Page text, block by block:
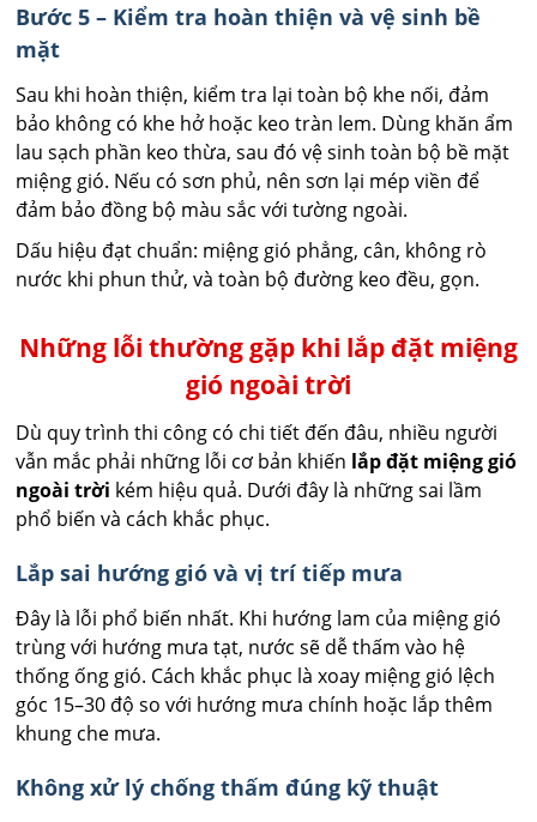
Bước 5 – Kiểm tra hoàn thiện và vệ sinh bề
mặt
Sau khi hoàn thiện, kiểm tra lại toàn bộ khe nối, đảm
bảo không có khe hở hoặc keo tràn lem. Dùng khăn ẩm
lau sạch phần keo thừa, sau đó vệ sinh toàn bộ bề mặt
miệng gió. Nếu có sơn phủ, nên sơn lại mép viền để
đảm bảo đồng bộ màu sắc với tường ngoài.
Dấu hiệu đạt chuẩn: miệng gió phẳng, cân, không rò
nước khi phun thử, và toàn bộ đường keo đều, gọn.
Những lỗi thường gặp khi lắp đặt miệng
gió ngoài trời
Dù quy trình thi công có chi tiết đến đâu, nhiều người
vẫn mắc phải những lỗi cơ bản khiến lắp đặt miệng gió
ngoài trời kém hiệu quả. Dưới đây là những sai lầm
phổ biến và cách khắc phục.
Lắp sai hướng gió và vị trí tiếp mưa
Đây là lỗi phổ biến nhất. Khi hướng lam của miệng gió
trùng với hướng mưa tạt, nước sẽ dễ thấm vào hệ
thống ống gió. Cách khắc phục là xoay miệng gió lệch
góc 15–30 độ so với hướng mưa chính hoặc lắp thêm
khung che mưa.
Không xử lý chống thấm đúng kỹ thuật